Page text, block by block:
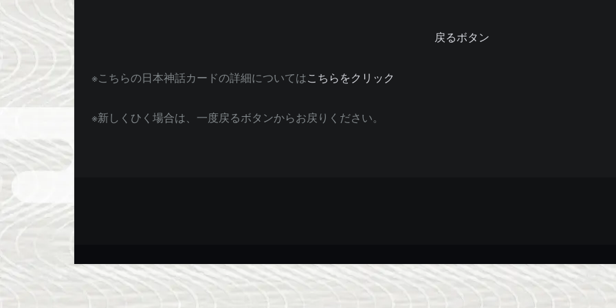
戻るボタン
※こちらの日本神話カードの詳細についてはこちらをクリック
※新しくひく場合は、一度戻るボタンからお戻りください。